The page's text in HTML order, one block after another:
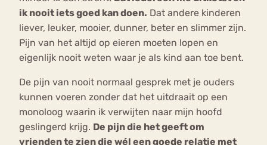
ik nooit iets goed kan doen. Dat andere kinderen
liever, leuker, mooier, dunner, beter en slimmer zijn.
Pijn van het altijd op eieren moeten lopen en
eigenlijk nooit weten waar je als kind aan toe bent.
De pijn van nooit normaal gesprek met je ouders
kunnen voeren zonder dat het uitdraait op een
monoloog waarin ik verwijten naar mijn hoofd
geslingerd krijg. De pijn die het geeft om
vrienden te zien die wél een goede relatie met